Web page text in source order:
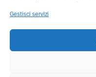
Gestisci servizi